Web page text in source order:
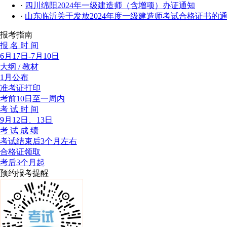
· 四川绵阳2024年一级建造师（含增项）办证通知
· 山东临沂关于发放2024年度一级建造师考试合格证书的
报考指南
报 名 时 间
6月17日-7月10日
大纲 / 教材
1月公布
准考证打印
考前10日至一周内
考 试 时 间
9月12日、13日
考 试 成 绩
考试结束后3个月左右
合格证领取
考后3个月起
预约报考提醒